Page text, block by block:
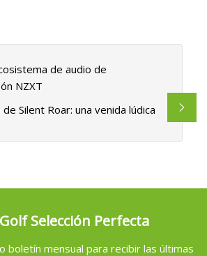
de audio de
NZXT
de Silent Roar: una venida lúdica
Selección Perfecta
boletín mensual para recibir las últimas